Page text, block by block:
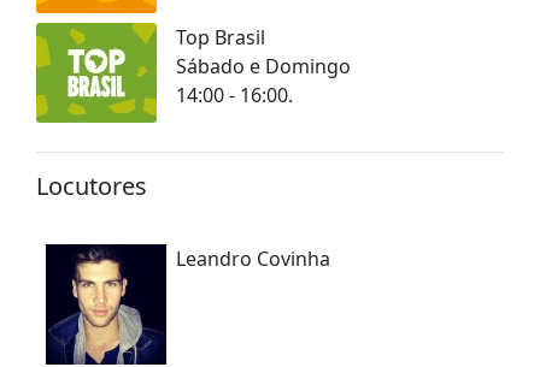
Top Brasil
Sábado e Domingo
14:00 - 16:00.
Locutores
Leandro Covinha